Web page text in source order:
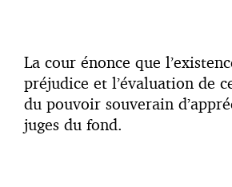
La cour énonce que
préjudice et l’évaluation de
du pouvoir souverain
juges du fond.